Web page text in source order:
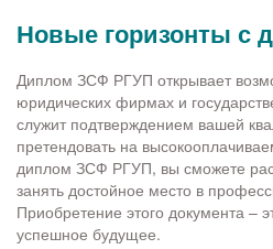
Новые горизонты с
Диплом ЗСФ РГУП открывает
юридических фирмах и
служит подтверждением вашей
претендовать на
диплом ЗСФ РГУП, вы сможете
занять достойное место в
Приобретение этого документа –
успешное будущее.